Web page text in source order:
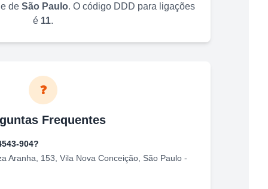
de São Paulo. O código DDD para ligações
é 11.
❓
Frequentes
904?
Aranha, 153 Vila Nova Conceição São Paulo -